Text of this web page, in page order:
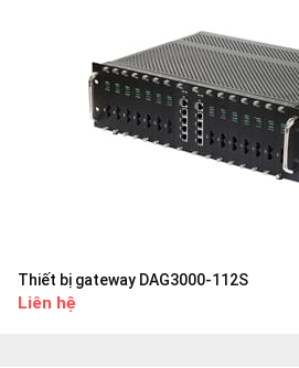
Thiết bị gateway DAG3000-112S
Liên hệ